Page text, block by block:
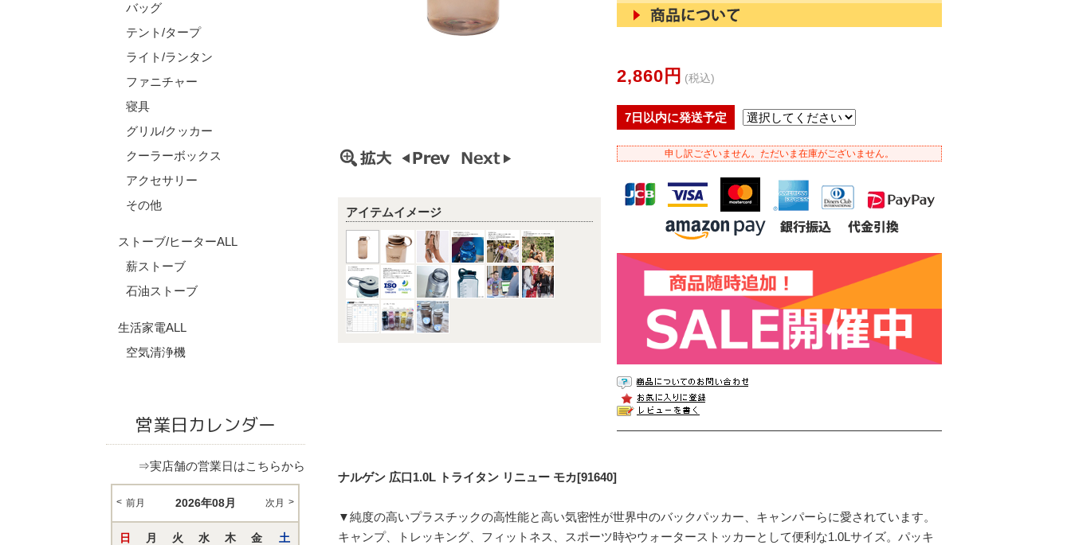
バッグ
テント/タープ
ライト/ランタン
ファニチャー
寝具
グリル/クッカー
クーラーボックス
アクセサリー
その他
ストーブ/ヒーターALL
薪ストーブ
石油ストーブ
生活家電ALL
空気清浄機
営業日カレンダー
⇒実店舗の営業日はこちらから
2,860円 (税込)
7日以内に発送予定
申し訳ございません。ただいま在庫がございません。
アイテムイメージ
ナルゲン 広口1.0L トライタン リニュー モカ[91640]
▼純度の高いプラスチックの高性能と高い気密性が世界中のバックパッカー、キャンパーらに愛されています。
キャンプ、トレッキング、フィットネス、スポーツ時やウォーターストッカーとして便利な1.0Lサイズ。パッキ